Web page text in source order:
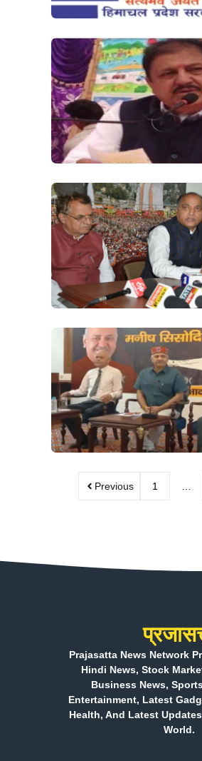
Previous 1 …
Prajasatta News Network
Hindi News, Stock
Business News,
Entertainment, Latest
Health, And Latest
World.